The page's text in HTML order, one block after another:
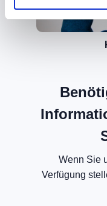
Wenn Sie
Verfügung